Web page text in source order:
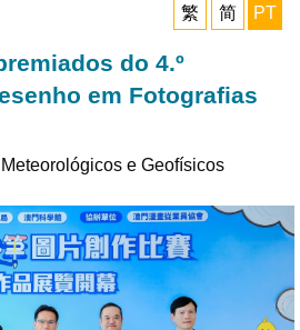
繁
简 PT
do 4.º
em Fotografias
e Geofísicos